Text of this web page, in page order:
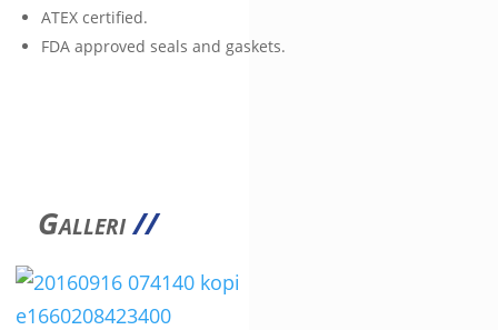
ATEX certified.
FDA approved seals and gaskets.
Galleri//